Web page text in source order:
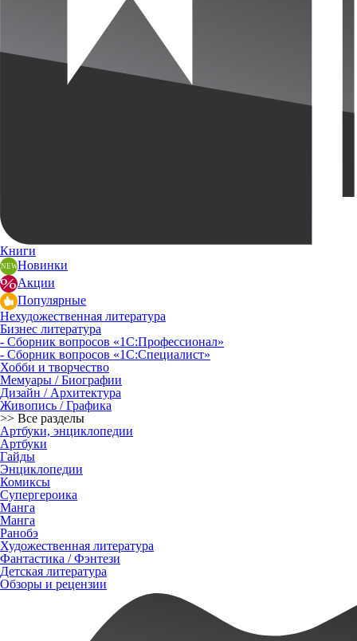
Книги
Новинки
Акции
Популярные
Нехудожественная литература
Бизнес литература
- Сборник вопросов «1С:Профессионал»
- Сборник вопросов «1С:Специалист»
Хобби и творчество
Мемуары / Биографии
Дизайн / Архитектура
Живопись / Графика
>> Все разделы
Артбуки, энциклопедии
Артбуки
Гайды
Энциклопедии
Комиксы
Супергероика
Манга
Манга
Ранобэ
Художественная литература
Фантастика / Фэнтези
Детская литература
Обзоры и рецензии